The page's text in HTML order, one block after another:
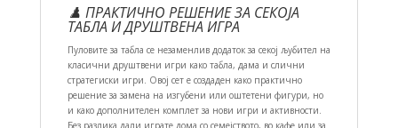
♟️ ПРАКТИЧНО РЕШЕНИЕ ЗА СЕКОЈА
ТАБЛА И ДРУШТВЕНА ИГРА
Пуловите за табла се незаменлив додаток за секој љубител на
класични друштвени игри како табла, дама и слични
стратегиски игри. Овој сет е создаден како практично
решение за замена на изгубени или оштетени фигури, но
и како дополнителен комплет за нови игри и активности.
Без разлика дали играте дома со семејството, во кафе или за